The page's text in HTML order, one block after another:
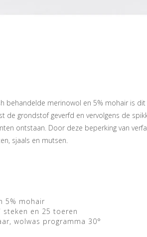
behandelde merinowol en 5% mohair is
de grondstof geverfd en vervolgens de
ontstaan. Door deze beperking van
sjaals en mutsen.
5% mohair
steken en 25 toeren
wolwas programma 30°